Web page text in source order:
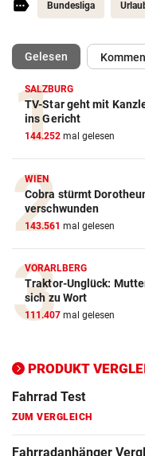
Bundesliga
Gelesen(ausgewählt)
SALZBURG
TV-Star geht mit
ins Gericht
144.252 mal gelesen
WIEN
Cobra stürmt
verschwunden
143.561 mal gelesen
VORARLBERG
Traktor-Unglück:
sich zu Wort
111.407 mal gelesen
PRODUKT
Action-Cam Vergleich
ZUM VERGLEICH
Crosstrainer Vergleich
ZUM VERGLEICH
E-Bike Vergleich
ZUM VERGLEICH
Elektro-Scooter
ZUM VERGLEICH
ZUM VERGLEICH
Fahrrad Test
ZUM VERGLEICH
Fahrradanhänger